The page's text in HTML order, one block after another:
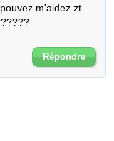
m'aidez zt
Répondre